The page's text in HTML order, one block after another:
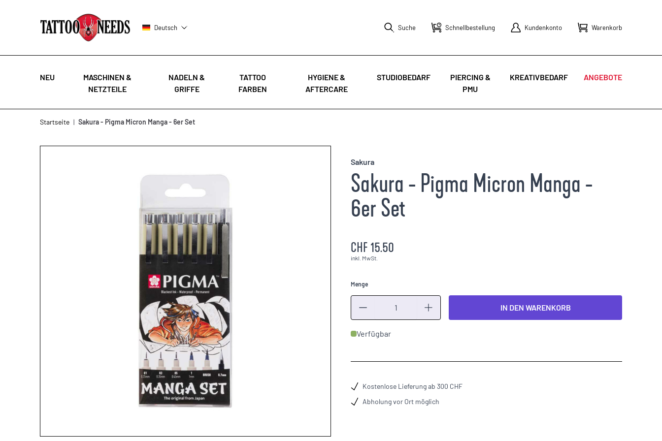
Deutsch Suche Schnellbestellung Kundenkonto Warenkorb
NEU
MASCHINEN &
NETZTEILE
NADELN &
GRIFFE
TATTOO
FARBEN
HYGIENE &
AFTERCARE
STUDIOBEDARF
PIERCING &
PMU
KREATIVBEDARF ANGEBOTE
Startseite | Sakura - Pigma Micron Manga - 6er Set
Sakura
Sakura - Pigma Micron Manga -
6er Set
CHF 15.50
inkl. MwSt.
Menge
IN DEN WARENKORB
Verfügbar
Kostenlose Lieferung ab 300 CHF
Abholung vor Ort möglich